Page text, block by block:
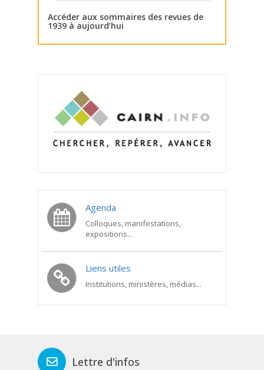
Accéder aux sommaires des revues de
1939 à aujourd’hui
Agenda
Colloques, manifestations,
expositions...
Liens utiles
Institutions, ministères, médias...
Lettre d'infos